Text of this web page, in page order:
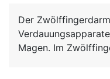
News
Der
Magen. Im